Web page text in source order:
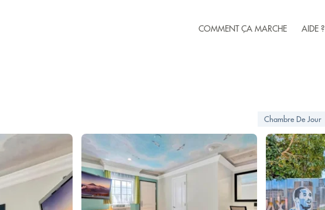
COMMENT ÇA MARCHE AIDE ?
Chambre De Jour